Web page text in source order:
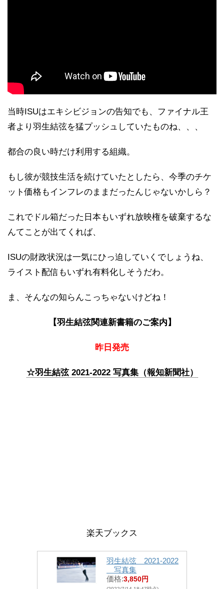
当時ISUはエキシビジョンの告知でも、ファイナル王
者より羽生結弦を猛プッシュしていたものね、、、
都合の良い時だけ利用する組織。
もし彼が競技生活を続けていたとしたら、今季のチケ
ット価格もインフレのままだったんじゃないかしら？
これでドル箱だった日本もいずれ放映権を破棄するな
んてことが出てくれば、
ISUの財政状況は一気にひっ迫していくでしょうね、
ライスト配信もいずれ有料化しそうだわ。
ま、そんなの知らんこっちゃないけどね！
【羽生結弦関連新書籍のご案内】
昨日発売
☆羽生結弦 2021-2022 写真集（報知新聞社）
楽天ブックス
羽生結弦 2021-2022
写真集
価格:3,850円